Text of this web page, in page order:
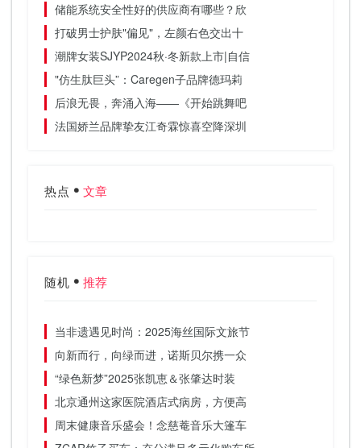
储能系统安全性好的供应商有哪些？欣
打破男士护肤"偏见"，左颜右色交出十
潮牌女装SJYP2024秋·冬新款上市|自信
"仿生肽巨头”：Caregen子品牌德玛莉
后浪无畏，奔涌入海——《开始跳舞吧
法国娇兰品牌挚友江奇霖惊喜空降深圳
热点 文章
随机 推荐
当非遗遇见时尚：2025海丝国际文旅节
向新而行，向绿而进，诺斯贝尔携一众
“绿色新梦”2025张凯恵＆张肇达时装
北京通州这家医院酒店式病房，方便高
周末健康音乐盛会！念慈菴音乐大篷车